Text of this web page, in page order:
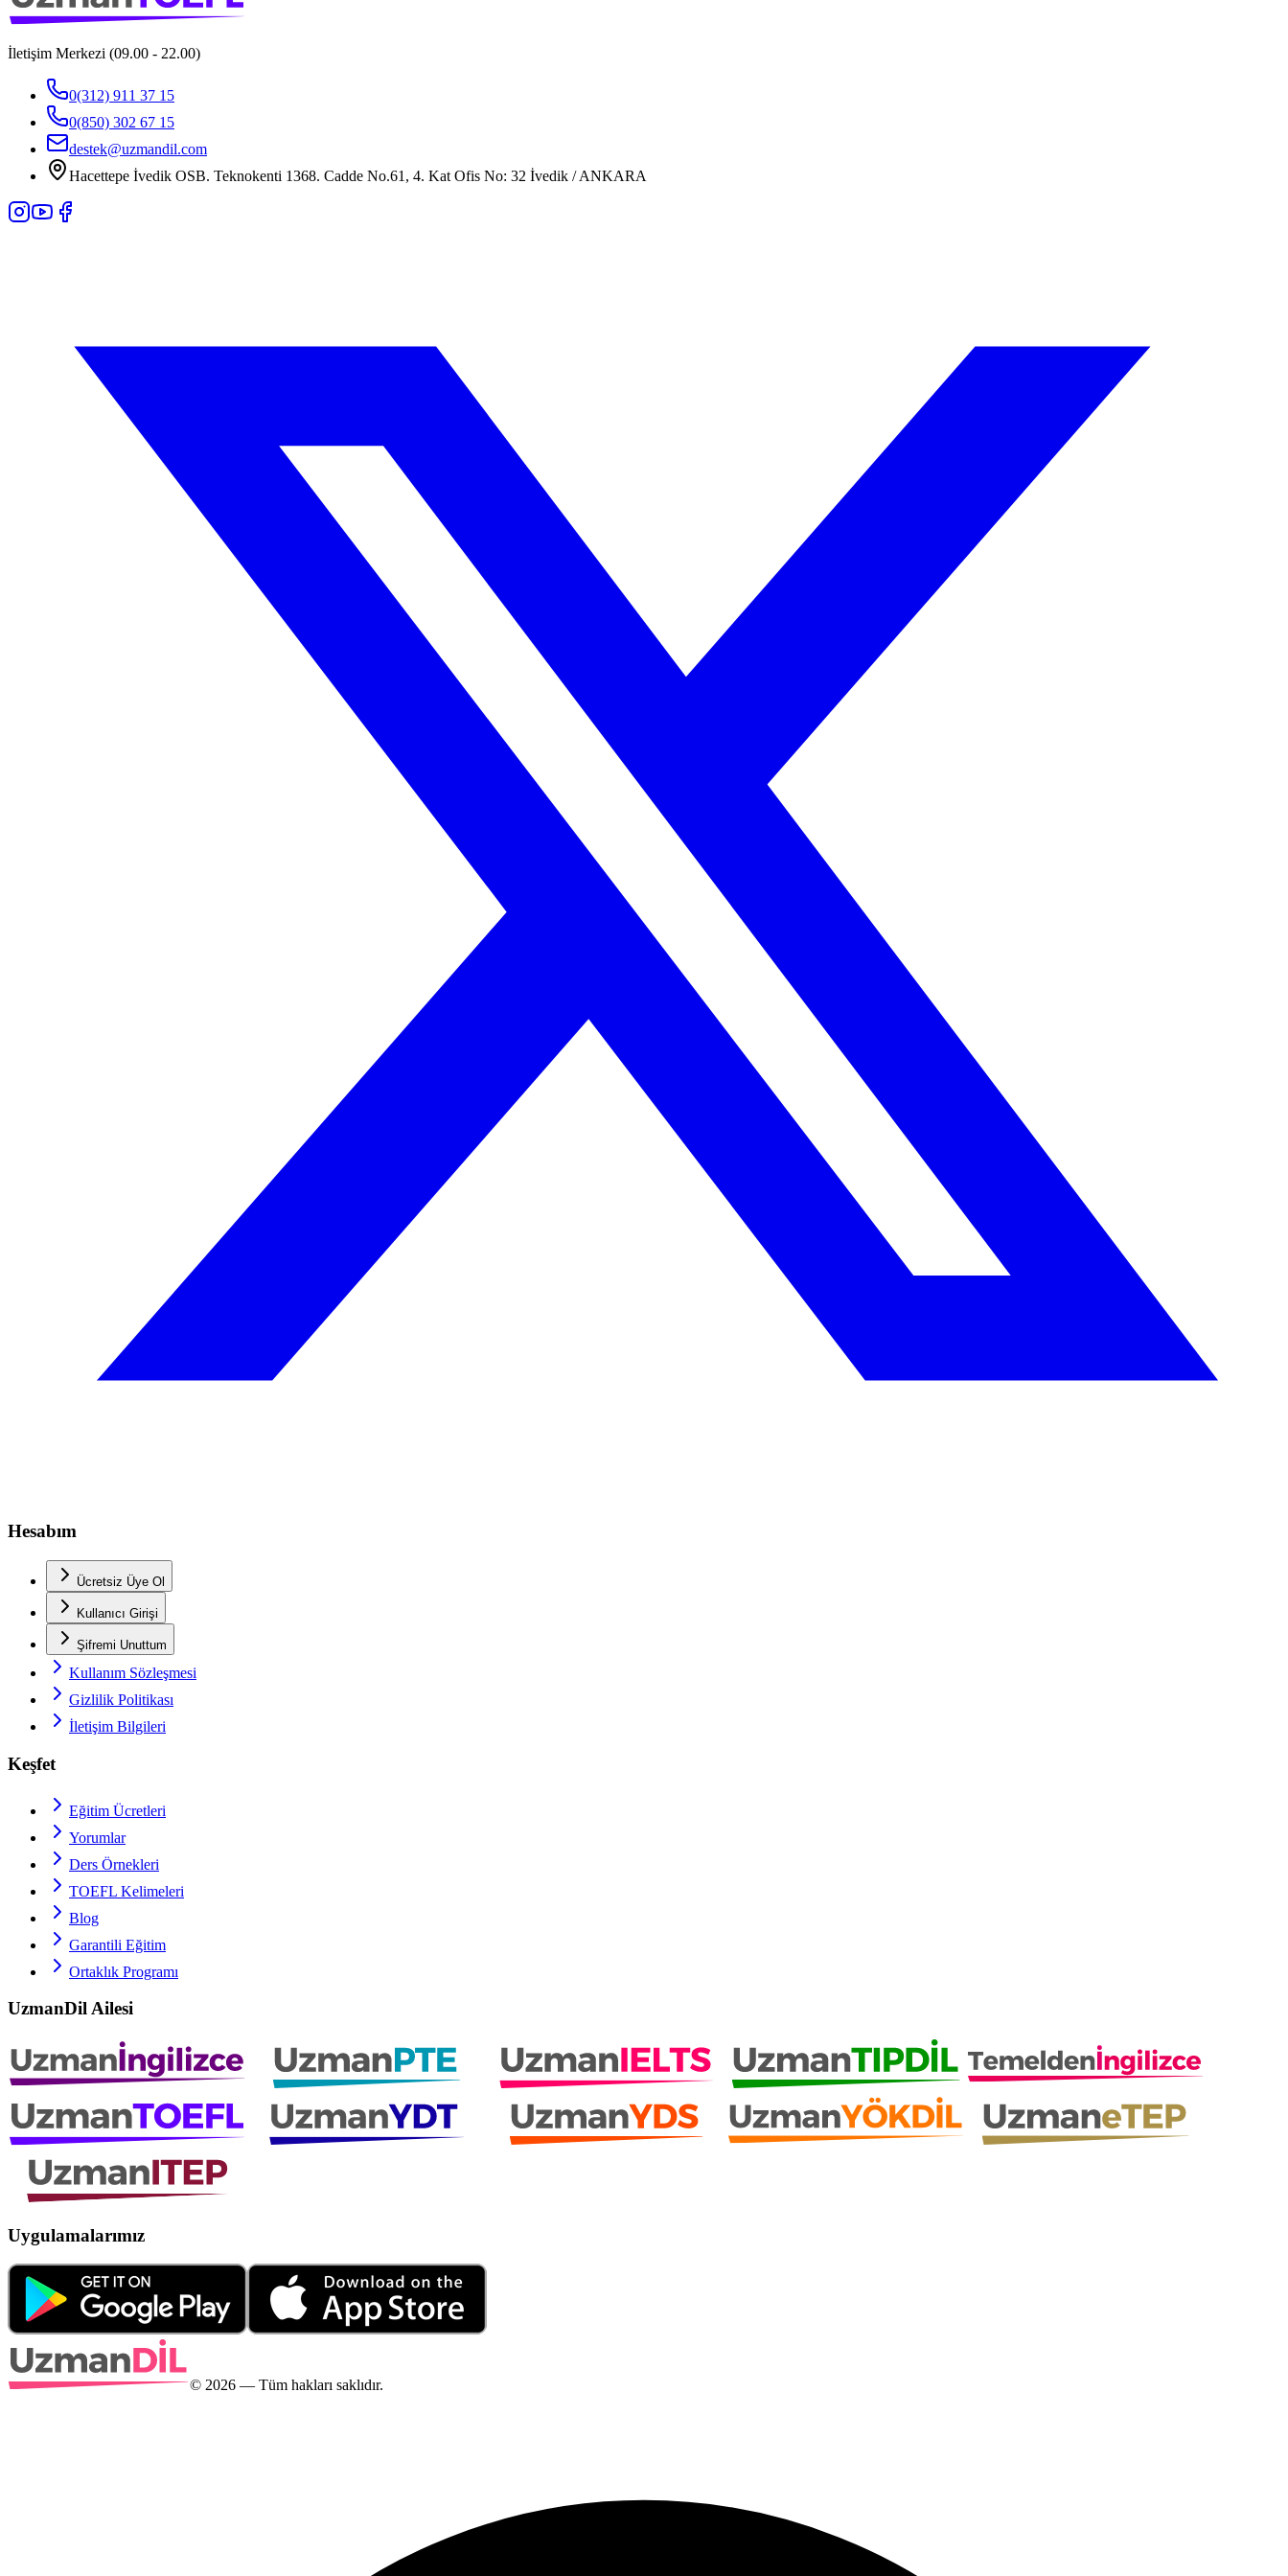
İletişim Merkezi (09.00 - 22.00)
0(312) 911 37 15
0(850) 302 67 15
destek@uzmandil.com
Hacettepe İvedik OSB. Teknokenti 1368. Cadde No.61, 4. Kat Ofis No: 32 İvedik / ANKARA
Hesabım
Ücretsiz Üye Ol
Kullanıcı Girişi
Şifremi Unuttum
Kullanım Sözleşmesi
Gizlilik Politikası
İletişim Bilgileri
Keşfet
Eğitim Ücretleri
Yorumlar
Ders Örnekleri
TOEFL Kelimeleri
Blog
Garantili Eğitim
Ortaklık Programı
UzmanDil Ailesi
Uygulamalarımız
© 2026 — Tüm hakları saklıdır.